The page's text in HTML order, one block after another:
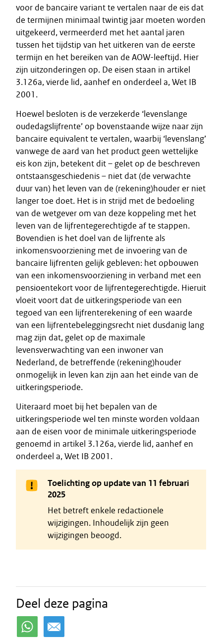
voor de bancaire variant te vertalen naar de eis dat
de termijnen minimaal twintig jaar moeten worden
uitgekeerd, vermeerderd met het aantal jaren
tussen het tijdstip van het uitkeren van de eerste
termijn en het bereiken van de AOW-leeftijd. Hier
zijn uitzonderingen op. De eisen staan in artikel
3.126a, vierde lid, aanhef en onderdeel a, Wet IB
2001.
Hoewel besloten is de verzekerde ‘levenslange
oudedagslijfrente’ op bovenstaande wijze naar zijn
bancaire equivalent te vertalen, waarbij ‘levenslang’
vanwege de aard van het product geen wettelijke
eis kon zijn, betekent dit – gelet op de beschreven
ontstaansgeschiedenis – niet dat (de verwachte
duur van) het leven van de (rekening)houder er niet
langer toe doet. Het is in strijd met de bedoeling
van de wetgever om van deze koppeling met het
leven van de lijfrentegerechtigde af te stappen.
Bovendien is het doel van de lijfrente als
inkomensvoorziening met de invoering van de
bancaire lijfrenten gelijk gebleven: het opbouwen
van een inkomensvoorziening in verband met een
pensioentekort voor de lijfrentegerechtigde. Hieruit
vloeit voort dat de uitkeringsperiode van een
tegoed van een lijfrenterekening of een waarde
van een lijfrentebeleggingsrecht niet dusdanig lang
mag zijn dat, gelet op de maximale
levensverwachting van een inwoner van
Nederland, de betreffende (rekening)houder
onmogelijk in leven kan zijn aan het einde van de
uitkeringsperiode.
Uiteraard moet bij het bepalen van de
uitkeringsperiode wel ten minste worden voldaan
aan de eisen voor de minimale uitkeringsperiode
genoemd in artikel 3.126a, vierde lid, aanhef en
onderdeel a, Wet IB 2001.
Toelichting op update van 11 februari
2025
Het betreft enkele redactionele
wijzigingen. Inhoudelijk zijn geen
wijzigingen beoogd.
Deel deze pagina